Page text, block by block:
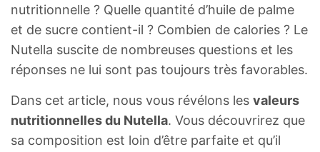
nutritionnelle ? Quelle quantité d’huile de palme
et de sucre contient-il ? Combien de calories ? Le
Nutella suscite de nombreuses questions et les
réponses ne lui sont pas toujours très favorables.
Dans cet article, nous vous révélons les valeurs
nutritionnelles du Nutella. Vous découvrirez que
sa composition est loin d’être parfaite et qu’il